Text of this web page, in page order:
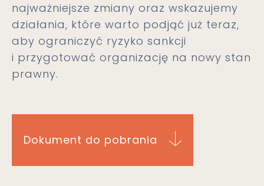
najważniejsze zmiany oraz wskazujemy
działania, które warto podjąć już teraz,
aby ograniczyć ryzyko sankcji
i przygotować organizację na nowy stan
prawny.
Dokument do pobrania